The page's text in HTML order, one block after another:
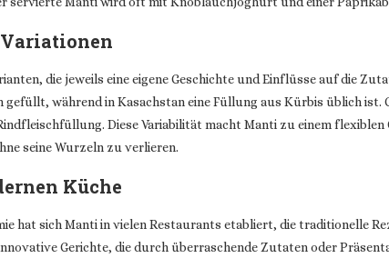
die jeweils eine eigene Geschichte und Einflüsse auf die
während in Kasachstan eine Füllung aus Kürbis üblich ist.
Diese Variabilität macht Manti zu einem flexiblen
seine Wurzeln zu verlieren.
Küche
hat sich Manti in vielen Restaurants etabliert, die traditionelle
Gerichte, die durch überraschende Zutaten oder